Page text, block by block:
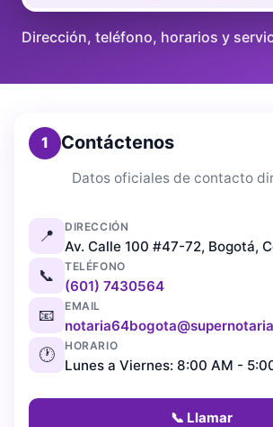
Dirección, teléfono, horarios y
1 Contáctenos
Datos oficiales de contacto
📍 DIRECCIÓN
Av. Calle 100 #47-72, Bogotá,
📞 TELÉFONO
(601) 7430564
📧 EMAIL
🕐 HORARIO
Lunes a Viernes: 8:00 AM -
📞 Llamar